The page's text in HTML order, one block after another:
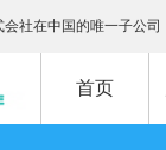
社在中国的唯一子公司
首页